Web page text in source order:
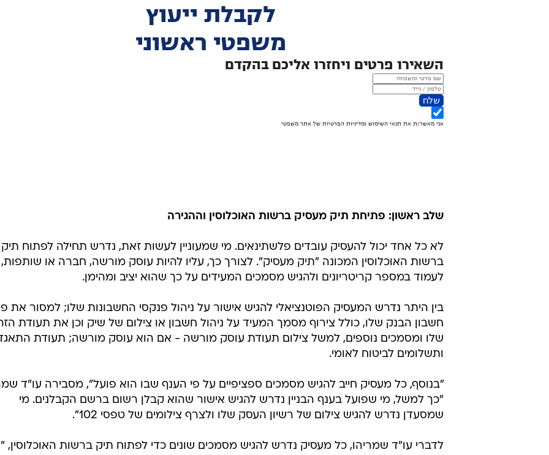
שלב ראשון: פתיחת תיק מעסיק ברשות האוכלוסין וההגירה
לא כל אחד יכול להעסיק עובדים פלשתינאים. מי שמעוניין לעשות זאת, נדרש תחילה לפתוח תיק
ברשות האוכלוסין המכונה "תיק מעסיק". לצורך כך, עליו להיות עוסק מורשה, חברה או שותפות,
לעמוד במספר קריטריונים ולהגיש מסמכים המעידים על כך שהוא יציב ומהימן.
בין היתר נדרש המעסיק הפוטנציאלי להגיש אישור על ניהול פנקסי החשבונות שלו; למסור את
חשבון הבנק שלו, כולל צירוף מסמך המעיד על ניהול חשבון או צילום של שיק וכן את תעודת
שלו ומסמכים נוספים, למשל צילום תעודת עוסק מורשה - אם הוא עוסק מורשה; תעודת
ותשלומים לביטוח לאומי.
"בנוסף, כל מעסיק חייב להגיש מסמכים ספציפיים על פי הענף שבו הוא פועל", מסבירה עו"ד
"כך למשל, מי שפועל בענף הבניין נדרש להגיש אישור שהוא קבלן רשום ברשם הקבלנים. מי
שמסעדן נדרש להגיש צילום של רשיון העסק שלו ולצרף צילומים של טפסי 102".
לדברי עו"ד שמריהו, כל מעסיק נדרש להגיש מסמכים שונים כדי לפתוח תיק ברשות האוכלוסין,